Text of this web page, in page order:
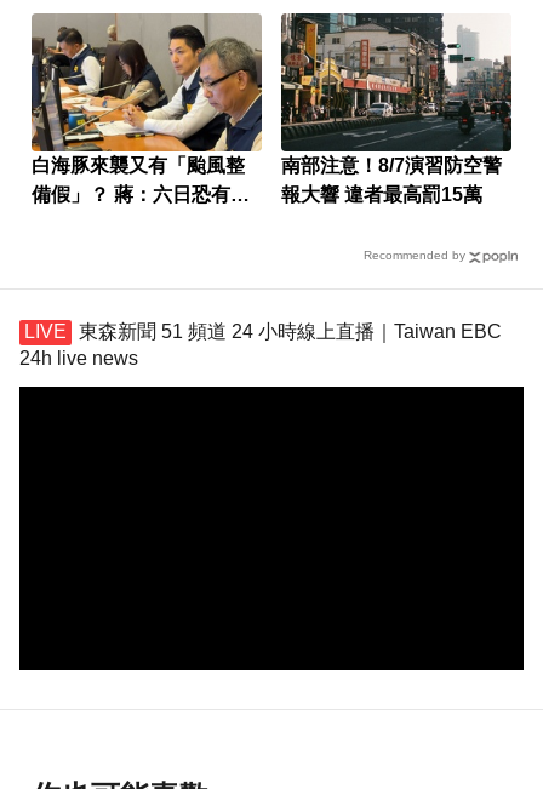
白海豚來襲又有「颱風整
備假」？ 蔣：六日恐有豪
南部注意！8/7演習防空警
報大響 違者最高罰15萬
Recommended by
東森新聞 51 頻道 24 小時線上直播｜Taiwan EBC
24h live news